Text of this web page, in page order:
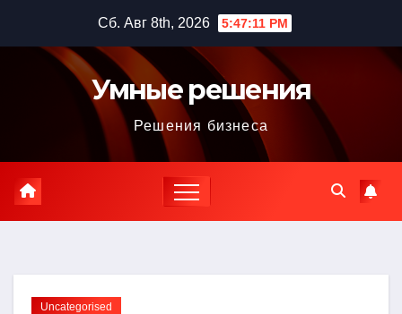
содержимому
Сб. Авг 8th, 2026 5:47:12 PM
Умные решения
Решения бизнеса
Uncategorised